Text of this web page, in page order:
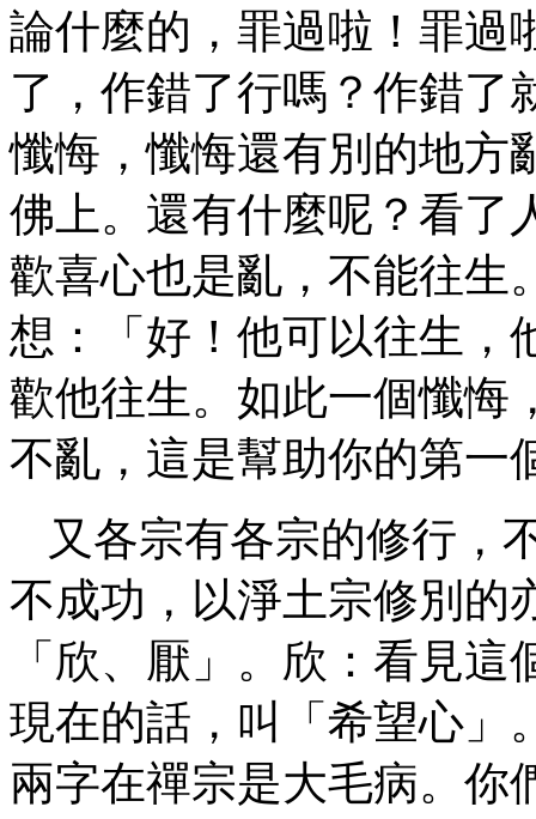
論什麼的，罪過啦！罪過
了，作錯了行嗎？作錯了
懺悔，懺悔還有別的地方
佛上。還有什麼呢？看了
歡喜心也是亂，不能往生
想：「好！他可以往生，
歡他往生。如此一個懺悔
不亂，這是幫助你的第一
又各宗有各宗的修行，
不成功，以淨土宗修別的
「欣、厭」。欣：看見
現在的話，叫「希望心」
兩字在禪宗是大毛病。你